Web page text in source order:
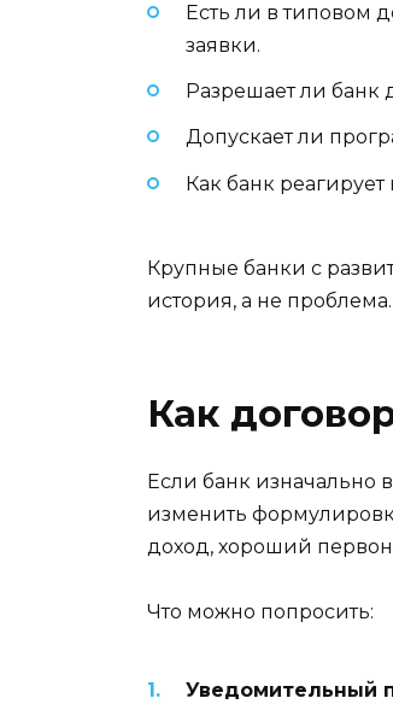
Есть ли в типовом
заявки.
Разрешает ли
Допускает ли
Как банк
Крупные банки с
история, а не
Как
Если банк изначально
изменить
доход, хороший
Что можно попросить:
Уведомительный